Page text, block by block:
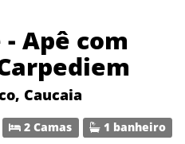
Apê com
Caucaia
2 Camas 1 banheiro